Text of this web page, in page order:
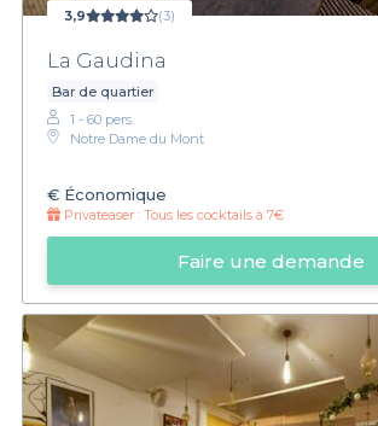
3,9 (3)
La Gaudina
Bar de quartier
1 - 60 pers.
Notre Dame du Mont
€ Économique
Privateaser : Tous les cocktails à 7€
Faire une demande